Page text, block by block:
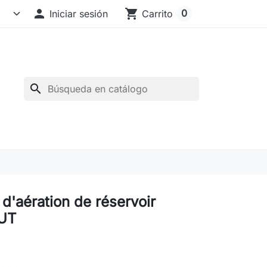
 Iniciar sesión shopping_cart Carrito 0
search
de réservoir